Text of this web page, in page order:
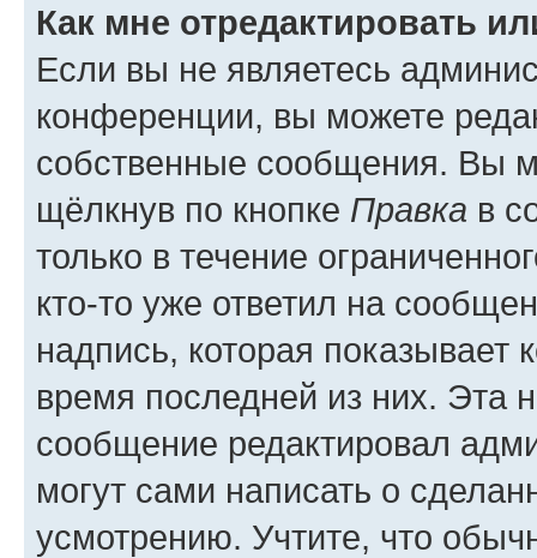
Как мне отредактировать
Если вы не являетесь
конференции, вы можете
собственные сообщения. Вы
щёлкнув по кнопке Правка в
только в течение
кто-то уже ответил на
надпись, которая показывает
время последней из них. Эта
сообщение редактировал
могут сами написать о
усмотрению. Учтите, что